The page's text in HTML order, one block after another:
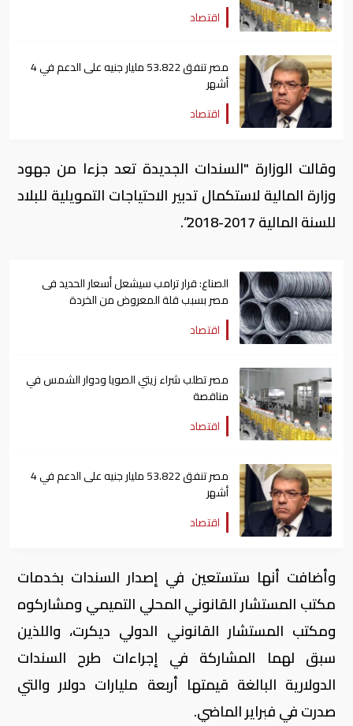
اقتصاد
مصر تنفق 53.822 مليار جنيه على الدعم في 4
أشهر
اقتصاد
وقالت الوزارة "السندات الجديدة تعد جزءا من جهود
وزارة المالية لاستكمال تدبير الاحتياجات التمويلية للبلاد
للسنة المالية 2017-2018“.
الصناع: قرار ترامب سيشعل أسعار الحديد فى
مصر بسبب قلة المعروض من الخردة
اقتصاد
مصر تطلب شراء زيتي الصويا ودوار الشمس في
مناقصة
اقتصاد
مصر تنفق 53.822 مليار جنيه على الدعم في 4
أشهر
اقتصاد
وأضافت أنها ستستعين في إصدار السندات بخدمات
مكتب المستشار القانوني المحلي التميمي ومشاركوه
ومكتب المستشار القانوني الدولي ديكرت، واللذين
سبق لهما المشاركة في إجراءات طرح السندات
الدولارية البالغة قيمتها أربعة مليارات دولار والتي
صدرت في فبراير الماضي.